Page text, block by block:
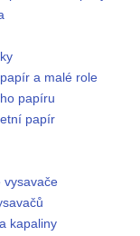
a malé role
papíru
papír
vysavače
kapaliny